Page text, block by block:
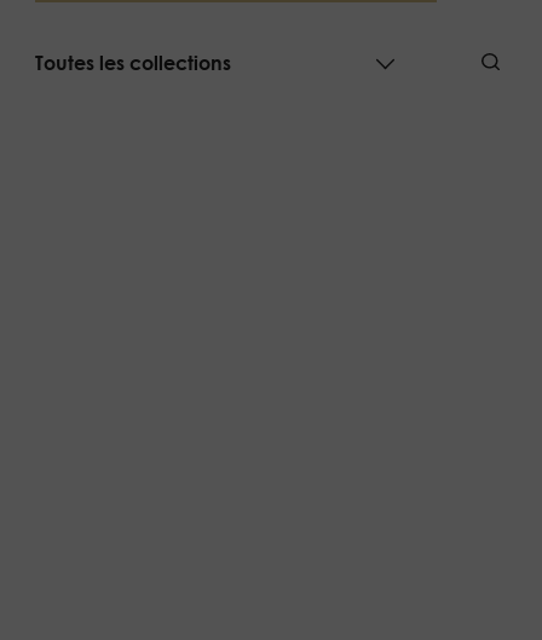
Toutes les collections